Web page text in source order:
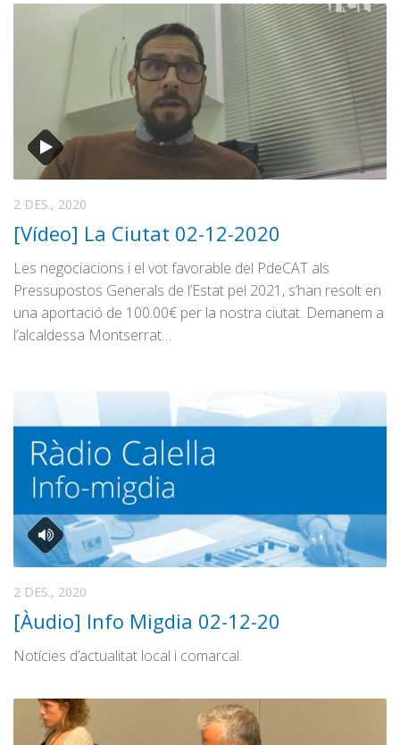
2 DES., 2020
[Vídeo] La Ciutat 02-12-2020
Les negociacions i el vot favorable del PdeCAT als
Pressupostos Generals de l’Estat pel 2021, s’han resolt en
una aportació de 100.00€ per la nostra ciutat. Demanem a
l’alcaldessa Montserrat…
2 DES., 2020
[Àudio] Info Migdia 02-12-20
Notícies d’actualitat local i comarcal.